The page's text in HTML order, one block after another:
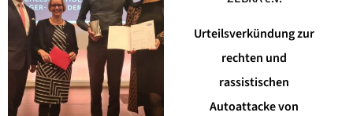
Urteilsverkündung zur
rechten und
rassistischen
Autoattacke von